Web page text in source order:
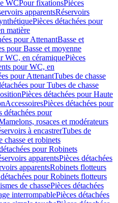
WCPour fixationsPièces
apparentsRéservoirs
Pièces détachées pour
matière
pour AttenantBasse et
pour Basse et moyenne
WC, en céramiquePièces
pour WC, en
pour AttenantTubes de chasse
pour Tubes de chasse
Pièces détachées pour Haute
AccessoiresPièces détachées pour
détachées pour
rosaces et modérateurs
à encastrerTubes de
chasse et robinets
pour Robinets
apparentsPièces détachées
apparentsRobinets flotteurs
pour Robinets flotteurs
de chassePièces détachées
interrompablePièces détachées